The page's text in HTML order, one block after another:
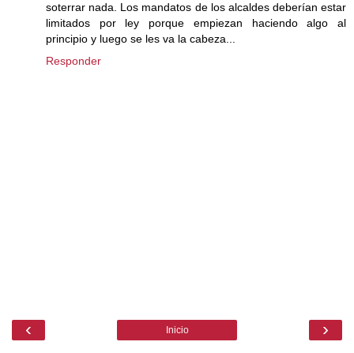
soterrar nada. Los mandatos de los alcaldes deberían estar
limitados por ley porque empiezan haciendo algo al
principio y luego se les va la cabeza...
Responder
‹ ›
Inicio